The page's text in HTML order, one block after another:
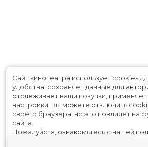
Сайт кинотеатра использует cookies
удобства: сохраняет данные для
отслеживает ваши покупки,
настройки. Вы можете отключить
своего браузера, но это повлияет на
сайта.
Пожалуйста, ознакомьтесь с нашей